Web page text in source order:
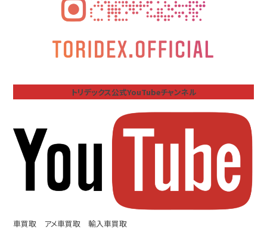
トリデックス公式YouTubeチャンネル
車買取 アメ車買取 輸入車買取